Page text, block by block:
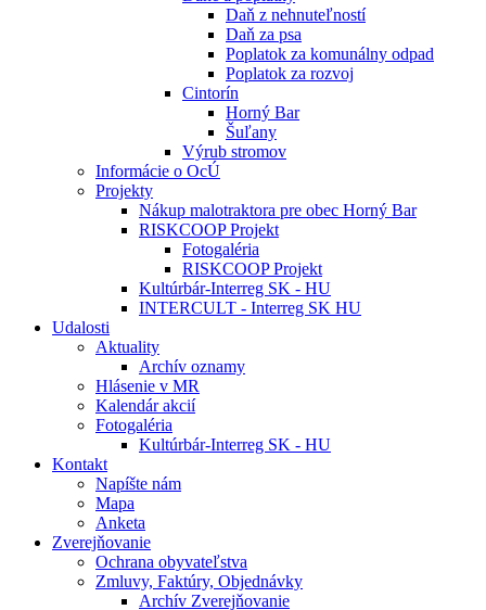
Daň z nehnuteľností
Daň za psa
Poplatok za komunálny odpad
Poplatok za rozvoj
Cintorín
Horný Bar
Šuľany
Výrub stromov
Informácie o OcÚ
Projekty
Nákup malotraktora pre obec Horný Bar
RISKCOOP Projekt
Fotogaléria
RISKCOOP Projekt
Kultúrbár-Interreg SK - HU
INTERCULT - Interreg SK HU
Udalosti
Aktuality
Archív oznamy
Hlásenie v MR
Kalendár akcií
Fotogaléria
Kultúrbár-Interreg SK - HU
Kontakt
Napíšte nám
Mapa
Anketa
Zverejňovanie
Ochrana obyvateľstva
Zmluvy, Faktúry, Objednávky
Archív Zverejňovanie